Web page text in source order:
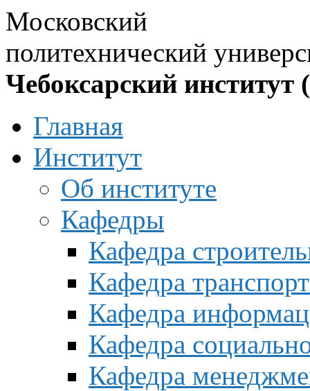
Московский
политехнический
Чебоксарский институт
Главная
Институт
Об институте
Кафедры
Кафедра
Кафедра
Кафедра
Кафедра
Кафедра